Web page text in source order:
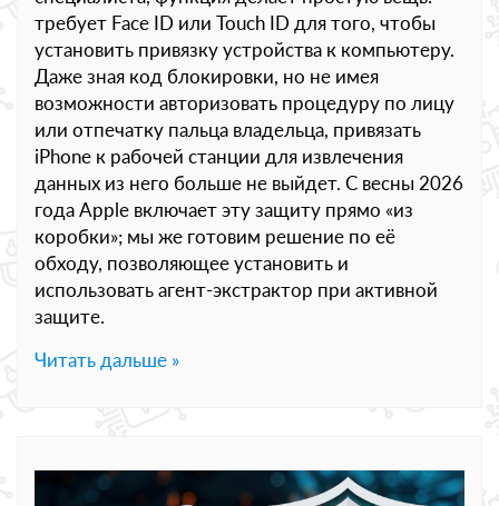
требует Face ID или Touch ID для того, чтобы
установить привязку устройства к компьютеру.
Даже зная код блокировки, но не имея
возможности авторизовать процедуру по лицу
или отпечатку пальца владельца, привязать
iPhone к рабочей станции для извлечения
данных из него больше не выйдет. С весны 2026
года Apple включает эту защиту прямо «из
коробки»; мы же готовим решение по её
обходу, позволяющее установить и
использовать агент-экстрактор при активной
защите.
Читать дальше »